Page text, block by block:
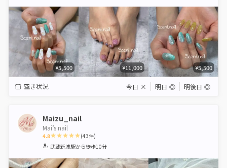
¥5,500 ¥11,000 ¥5,500
空き状況 今日 × 明日 ◎ 明後日 ◎
Maizu_nail
Mai’s nail
4.8
1 2 3 4 5
(43件)
武蔵新城駅から徒歩10分